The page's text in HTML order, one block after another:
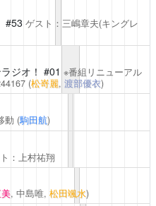
#53 ゲスト：三嶋章夫(キングレ
ジオ！ #01 ※番組リニューアル
(松嵜麗, 渡部優衣)
動 (駒田航)
：上村祐翔
, 中島唯, 松田颯水)